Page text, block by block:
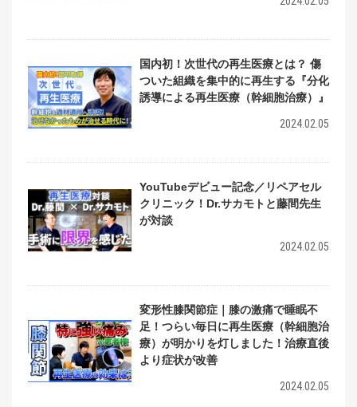
国内初！次世代の再生医療とは？ 傷
ついた組織を集中的に再生する『分化
誘導による再生医療（幹細胞治療）』
2024.02.05
YouTubeデビュー記念／リペアセル
クリニック！Dr.サカモトと藤間先生
が対談
2024.02.05
変形性膝関節症｜膝の激痛で睡眠不
足！つらい毎日に再生医療（幹細胞治
療）が明かりを灯しました！治療直後
より症状が改善
2024.02.05